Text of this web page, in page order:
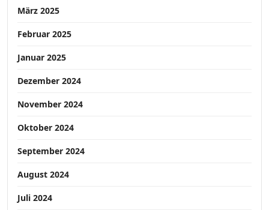
März 2025
Februar 2025
Januar 2025
Dezember 2024
November 2024
Oktober 2024
September 2024
August 2024
Juli 2024